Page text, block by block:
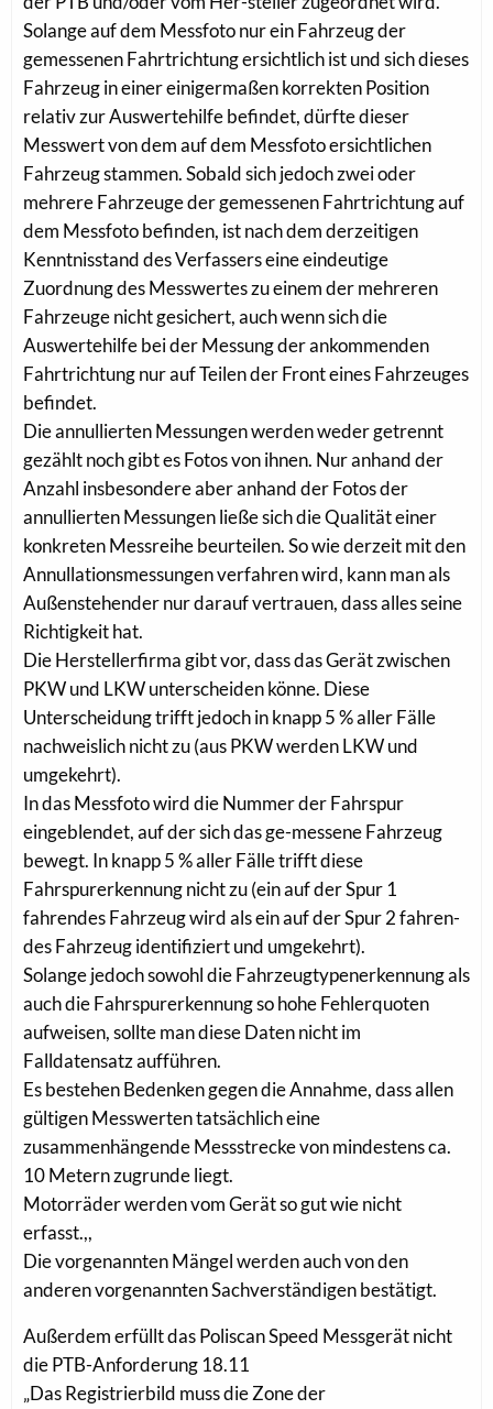
Solange auf dem Messfoto nur ein Fahrzeug der
gemessenen Fahrtrichtung ersichtlich ist und sich dieses
Fahrzeug in einer einigermaßen korrekten Position
relativ zur Auswertehilfe befindet, dürfte dieser
Messwert von dem auf dem Messfoto ersichtlichen
Fahrzeug stammen. Sobald sich jedoch zwei oder
mehrere Fahrzeuge der gemessenen Fahrtrichtung auf
dem Messfoto befinden, ist nach dem derzeitigen
Kenntnisstand des Verfassers eine eindeutige
Zuordnung des Messwertes zu einem der mehreren
Fahrzeuge nicht gesichert, auch wenn sich die
Auswertehilfe bei der Messung der ankommenden
Fahrtrichtung nur auf Teilen der Front eines Fahrzeuges
befindet.
Die annullierten Messungen werden weder getrennt
gezählt noch gibt es Fotos von ihnen. Nur anhand der
Anzahl insbesondere aber anhand der Fotos der
annullierten Messungen ließe sich die Qualität einer
konkreten Messreihe beurteilen. So wie derzeit mit den
Annullationsmessungen verfahren wird, kann man als
Außenstehender nur darauf vertrauen, dass alles seine
Richtigkeit hat.
Die Herstellerfirma gibt vor, dass das Gerät zwischen
PKW und LKW unterscheiden könne. Diese
Unterscheidung trifft jedoch in knapp 5 % aller Fälle
nachweislich nicht zu (aus PKW werden LKW und
umgekehrt).
In das Messfoto wird die Nummer der Fahrspur
eingeblendet, auf der sich das ge-messene Fahrzeug
bewegt. In knapp 5 % aller Fälle trifft diese
Fahrspurerkennung nicht zu (ein auf der Spur 1
fahrendes Fahrzeug wird als ein auf der Spur 2 fahren-
des Fahrzeug identifiziert und umgekehrt).
Solange jedoch sowohl die Fahrzeugtypenerkennung als
auch die Fahrspurerkennung so hohe Fehlerquoten
aufweisen, sollte man diese Daten nicht im
Falldatensatz aufführen.
Es bestehen Bedenken gegen die Annahme, dass allen
gültigen Messwerten tatsächlich eine
zusammenhängende Messstrecke von mindestens ca.
10 Metern zugrunde liegt.
Motorräder werden vom Gerät so gut wie nicht
erfasst.,,
Die vorgenannten Mängel werden auch von den
anderen vorgenannten Sachverständigen bestätigt.
Außerdem erfüllt das Poliscan Speed Messgerät nicht
die PTB-Anforderung 18.11
„Das Registrierbild muss die Zone der